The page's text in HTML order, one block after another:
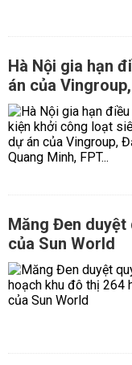
Hà Nội gia hạn
án của
Măng Đen duyệt
của Sun World